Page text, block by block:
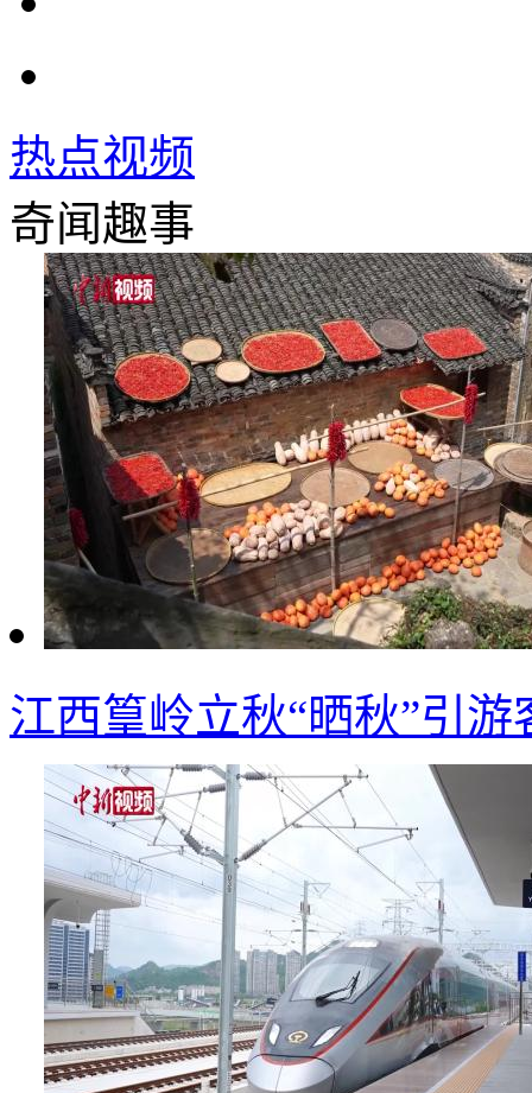
热点视频
奇闻趣事
江西篁岭立秋“晒秋”引游